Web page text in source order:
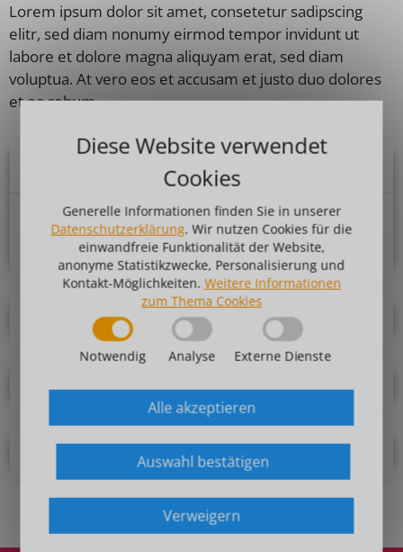
Lorem ipsum dolor sit amet, consetetur sadipscing
elitr, sed diam nonumy eirmod tempor invidunt ut
labore et dolore magna aliquyam erat, sed diam
voluptua. At vero eos et accusam et justo duo dolores
et ea rebum.
Akkordeon Nr. 1
Lorem ipsum dolor sit amet, consectetur
adipiscing elit. Ut elit tellus, luctus nec
ullamcorper mattis, pulvinar dapibus leo.
Akkordeon #2
Akkordeon #2
Akkordeon #2
Diese Website verwendet
Cookies
Generelle Informationen finden Sie in unserer
Datenschutzerklärung. Wir nutzen Cookies für die
einwandfreie Funktionalität der Website,
anonyme Statistikzwecke, Personalisierung und
Kontakt-Möglichkeiten. Weitere Informationen
zum Thema Cookies
Notwendig Analyse Externe Dienste
Auswahl bestätigen
Verweigern
Alle akzeptieren